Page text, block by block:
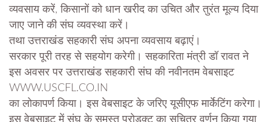
व्यवसाय करें, किसानों को धान खरीद का उचित और तुरंत मूल्य दिया
जाए जाने की संघ व्यवस्था करें।
तथा उत्तराखंड सहकारी संघ अपना व्यवसाय बढ़ाएं।
सरकार पूरी तरह से सहयोग करेगी। सहकारिता मंत्री डॉ रावत ने
इस अवसर पर उत्तराखंड सहकारी संघ की नवीनतम वेबसाइट
WWW.USCFL.CO.IN
का लोकापर्ण किया। इस वेबसाइट के जरिए यूसीएफ मार्केटिंग करेगा।
इस वेबसाइट में संघ के समस्त प्रोडक्ट का सचित्र वर्णन किया गया